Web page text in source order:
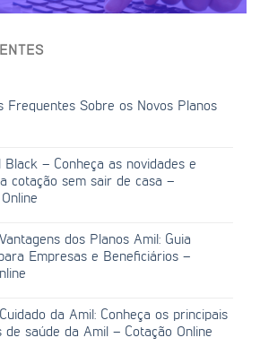
Frequentes Sobre os Novos Planos
Black – Conheça as novidades e
cotação sem sair de casa –
dos Planos Amil: Guia
Empresas e Beneficiários –
da Amil: Conheça os principais
de saúde da Amil – Cotação Online